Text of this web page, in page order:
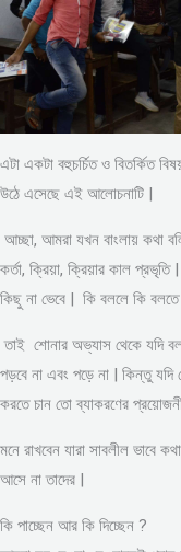
এটা একটা বহুচর্চিত ও বিতর্কিত
উঠে এসেছে এই আলোচনাটি |
আচ্ছা, আমরা যখন বাংলায় কথা
কর্তা, ক্রিয়া, ক্রিয়ার কাল
কিছু না ভেবে | কি বললে কি
তাই শোনার অভ্যাস থেকে যদি
পড়বে না এবং পড়ে না | কিন্তু যদি
করতে চান তো ব্যাকরণের
মনে রাখবেন যারা সাবলীল ভাবে
আসে না তাদের |
কি পাচ্ছেন আর কি দিচ্ছেন ?